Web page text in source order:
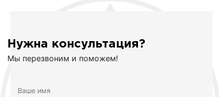
Нужна консультация?
Мы перезвоним и поможем!